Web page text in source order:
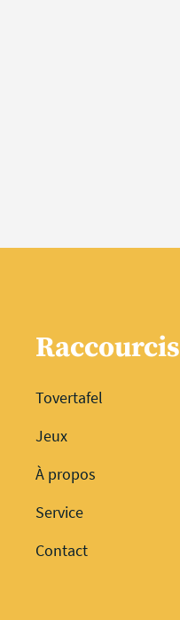
Raccourcis
Tovertafel
Jeux
À propos
Service
Contact